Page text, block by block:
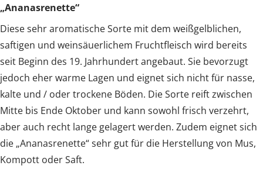
„Ananasrenette“
Diese sehr aromatische Sorte mit dem weißgelblichen,
saftigen und weinsäuerlichem Fruchtfleisch wird bereits
seit Beginn des 19. Jahrhundert angebaut. Sie bevorzugt
jedoch eher warme Lagen und eignet sich nicht für nasse,
kalte und / oder trockene Böden. Die Sorte reift zwischen
Mitte bis Ende Oktober und kann sowohl frisch verzehrt,
aber auch recht lange gelagert werden. Zudem eignet sich
die „Ananasrenette“ sehr gut für die Herstellung von Mus,
Kompott oder Saft.